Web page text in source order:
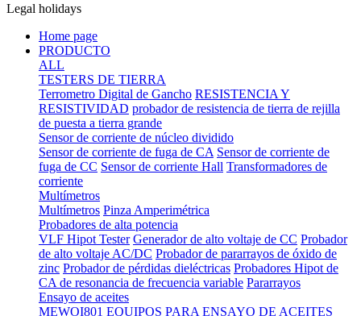
Legal holidays
Home page
PRODUCTO
ALL
TESTERS DE TIERRA
Terrometro Digital de Gancho RESISTENCIA Y
RESISTIVIDAD probador de resistencia de tierra de rejilla
de puesta a tierra grande
Sensor de corriente de núcleo dividido
Sensor de corriente de fuga de CA Sensor de corriente de
fuga de CC Sensor de corriente Hall Transformadores de
corriente
Multímetros
Multímetros Pinza Amperimétrica
Probadores de alta potencia
VLF Hipot Tester Generador de alto voltaje de CC Probador
de alto voltaje AC/DC Probador de pararrayos de óxido de
zinc Probador de pérdidas dieléctricas Probadores Hipot de
CA de resonancia de frecuencia variable Pararrayos
Ensayo de aceites
MEWOI801 EQUIPOS PARA ENSAYO DE ACEITES